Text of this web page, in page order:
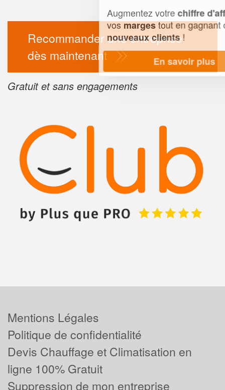
Recommander une entreprise
dès maintenant
Gratuit et sans engagements
Augmentez votrechiffre d'affaireset
vosmargestout en gagnant de
nouveaux clients!
En savoir plus
Mentions Légales
Politique de confidentialité
Devis Chauffage et Climatisation en
ligne 100% Gratuit
Suppression de mon entreprise